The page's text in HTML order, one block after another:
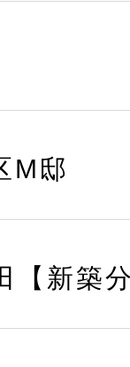
M邸
【新築